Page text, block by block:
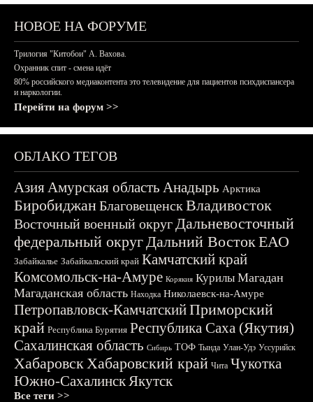
НОВОЕ НА ФОРУМЕ
Трилогия "Китобои" А. Вахова.
Охранник спит - смена идёт
80% российского медиаконтента это телевидение для пациентов психдиспансера
и наркологии.
Перейти на форум >>
ОБЛАКО ТЕГОВ
АзияАмурская область Анадырь Арктика
БиробиджанБлаговещенскВладивосток
Восточный военный округДальневосточный
федеральный округДальний ВостокЕАО
Забайкалье Забайкальский край Камчатский край
Комсомольск-на-Амуре Корякия Курилы Магадан
Магаданская область Находка Николаевск-на-Амуре
Петропавловск-КамчатскийПриморский
край Республика Бурятия Республика Саха (Якутия)
Сахалинская область Сибирь ТОФ Тында Улан-Удэ Уссурийск
ХабаровскХабаровский край Чита Чукотка
Южно-СахалинскЯкутск
Все теги >>